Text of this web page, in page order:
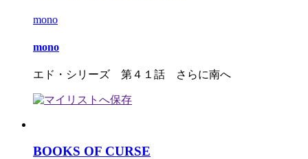
mono
mono
エド・シリーズ 第４１話 さらに南へ
BOOKS OF CURSE